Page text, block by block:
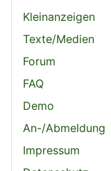
Kleinanzeigen
Texte/Medien
Forum
FAQ
Demo
An-/Abmeldung
Impressum